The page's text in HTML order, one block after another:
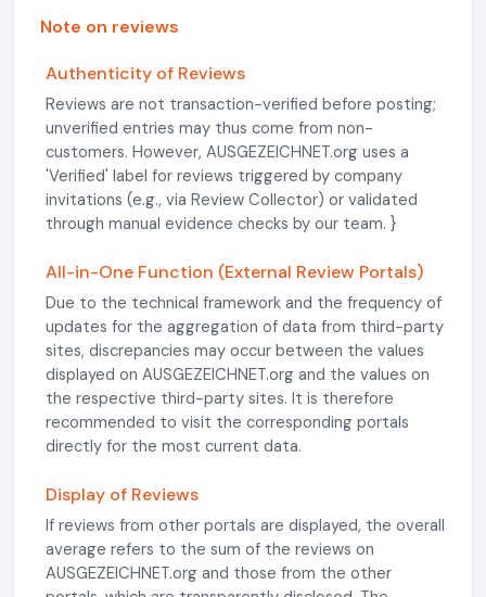
Note on reviews
Authenticity of Reviews
Reviews are not transaction-verified before posting;
unverified entries may thus come from non-
customers. However, AUSGEZEICHNET.org uses a
'Verified' label for reviews triggered by company
invitations (e.g., via Review Collector) or validated
through manual evidence checks by our team. }
All-in-One Function (External Review Portals)
Due to the technical framework and the frequency of
updates for the aggregation of data from third-party
sites, discrepancies may occur between the values
displayed on AUSGEZEICHNET.org and the values on
the respective third-party sites. It is therefore
recommended to visit the corresponding portals
directly for the most current data.
Display of Reviews
If reviews from other portals are displayed, the overall
average refers to the sum of the reviews on
AUSGEZEICHNET.org and those from the other